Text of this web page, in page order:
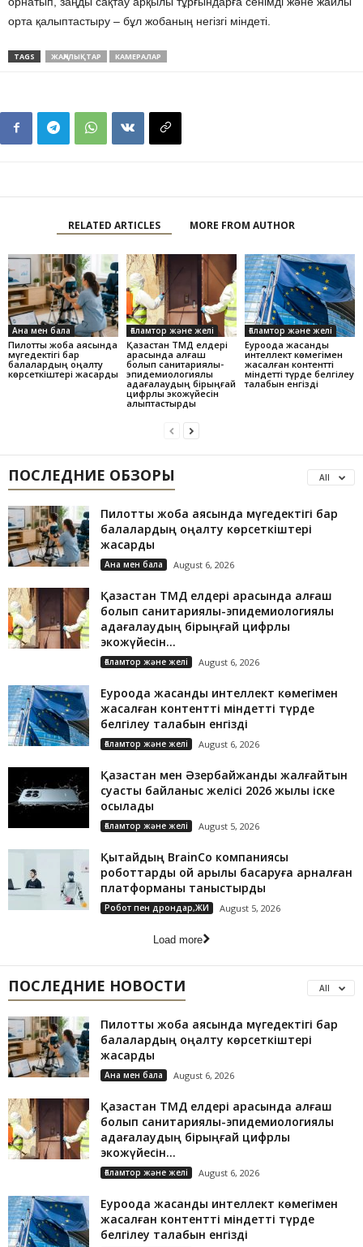
орта қалыптастыру – бұл жобаның негізгі міндеті.
TAGS ЖАҢАЛЫҚТАР КАМЕРАЛАР
RELATED ARTICLES MORE FROM AUTHOR
Ана мен бала
Пилоттық жоба аясында
мүгедектігі бар
балалардың оңалту
көрсеткіштері жақсарды
Ғаламтор және желі
Қазақстан ТМД елдері
арасында алғаш
болып санитариялық-
эпидемиологиялық
қадағалаудың бірыңғай
цифрлық экожүйесін
қалыптастырды
Ғаламтор және желі
Еуроодақ жасанды
интеллект көмегімен
жасалған контентті
міндетті түрде белгілеу
талабын енгізді
ПОСЛЕДНИЕ ОБЗОРЫ All
Пилоттық жоба аясында мүгедектігі бар
балалардың оңалту көрсеткіштері
жақсарды
Ана мен бала August 6, 2026
Қазақстан ТМД елдері арасында алғаш
болып санитариялық-эпидемиологиялық
қадағалаудың бірыңғай цифрлық
экожүйесін...
Ғаламтор және желі August 6, 2026
Еуроодақ жасанды интеллект көмегімен
жасалған контентті міндетті түрде
белгілеу талабын енгізді
Ғаламтор және желі August 6, 2026
Қазақстан мен Әзербайжанды жалғайтын
суасты байланыс желісі 2026 жылы іске
қосылады
Ғаламтор және желі August 5, 2026
Қытайдың BrainCo компаниясы
роботтарды ой арқылы басқаруға арналған
платформаны таныстырды
Робот пен дрондар,ЖИ August 5, 2026
Load more
ПОСЛЕДНИЕ НОВОСТИ All
Пилоттық жоба аясында мүгедектігі бар
балалардың оңалту көрсеткіштері
жақсарды
Ана мен бала August 6, 2026
Қазақстан ТМД елдері арасында алғаш
болып санитариялық-эпидемиологиялық
қадағалаудың бірыңғай цифрлық
экожүйесін...
Ғаламтор және желі August 6, 2026
Еуроодақ жасанды интеллект көмегімен
жасалған контентті міндетті түрде
белгілеу талабын енгізді